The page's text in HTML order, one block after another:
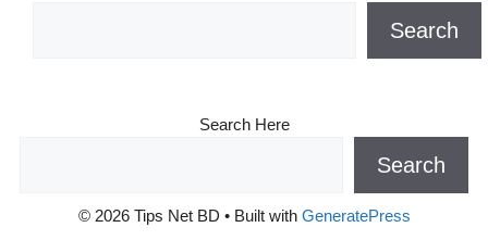
Search
Search Here
Search
© 2026 Tips Net BD • Built with GeneratePress